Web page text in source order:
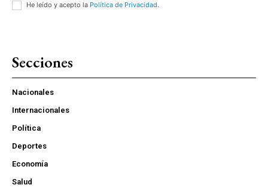
He leído y acepto la Política de Privacidad.
Secciones
Nacionales
Internacionales
Política
Deportes
Economía
Salud